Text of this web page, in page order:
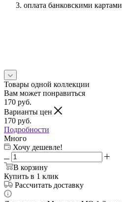
оплата банковскими картами
Товары одной коллекции
Вам может понравиться
170 руб.
Варианты цен
170 руб.
Подробности
Много
Хочу дешевле!
В корзину
Купить в 1 клик
Рассчитать доставку